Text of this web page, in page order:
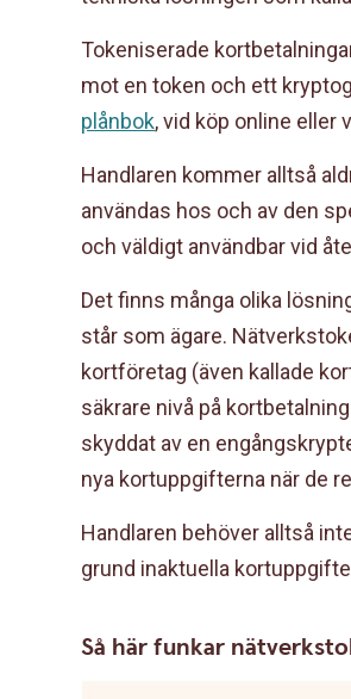
Tokeniserade
mot en token och ett
plånbok, vid köp online eller
Handlaren kommer alltså
användas hos och av den
och väldigt användbar vid
Det finns många olika
står som ägare.
kortföretag (även kallade
säkrare nivå på
skyddat av en
nya kortuppgifterna när de
Handlaren behöver alltså
grund inaktuella
Så här funkar